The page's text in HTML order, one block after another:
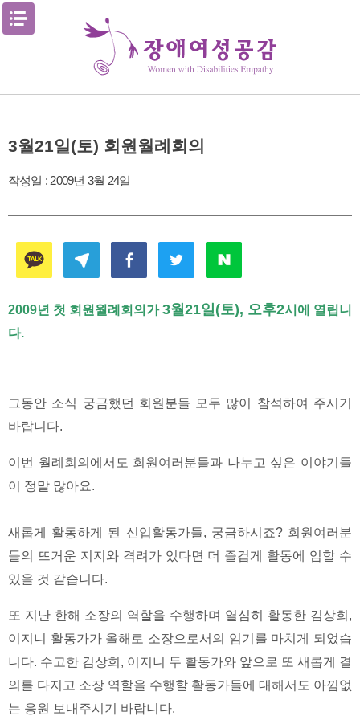
Skip
3월21일(토) 회원월례회의
작성일 : 2009년 3월 24일
2009년 첫 회원월례회의가3월21일(토), 오후2시에 열립니
다.
그동안 소식 궁금했던 회원분들 모두 많이 참석하여 주시기
바랍니다.
이번 월례회의에서도 회원여러분들과 나누고 싶은 이야기들
이 정말 많아요.
새롭게 활동하게 된 신입활동가들, 궁금하시죠? 회원여러분
들의 뜨거운 지지와 격려가 있다면 더 즐겁게 활동에 임할 수
있을 것 같습니다.
또 지난 한해 소장의 역할을 수행하며 열심히 활동한 김상희,
이지니 활동가가 올해로 소장으로서의 임기를 마치게 되었습
니다. 수고한 김상희, 이지니 두 활동가와 앞으로 또 새롭게 결
의를 다지고 소장 역할을 수행할 활동가들에 대해서도 아낌없
는 응원 보내주시기 바랍니다.